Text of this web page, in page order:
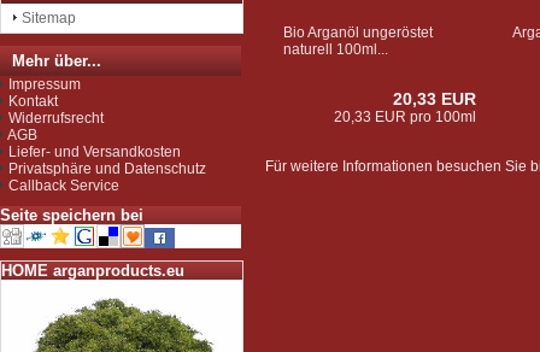
Bio Arganöl ungeröstet
naturell 100ml...
20,33 EUR
20,33 EUR pro 100ml
Für weitere Informationen besuchen Sie
Importeur zugelassen und
unterliegen der Kontrolle nach
der sog. Novel-Food-VO.
Seit Juli 2012 sind wir für das
Argan Speiseöl BIO-zertifiziert
gemäß EG-Öko-Verordnung
durch DE-ÖKO-037 (Marokko
Landwirtschaft)
Sitemap
Mehr über...
Impressum
Kontakt
Widerrufsrecht
AGB
Liefer- und Versandkosten
Privatsphäre und Datenschutz
Callback Service
Seite speichern bei
HOME arganproducts.eu